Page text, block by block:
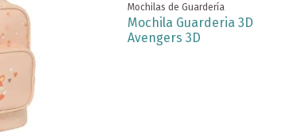
Mochilas de Guardería
Mochila Guarderia 3D
Avengers 3D